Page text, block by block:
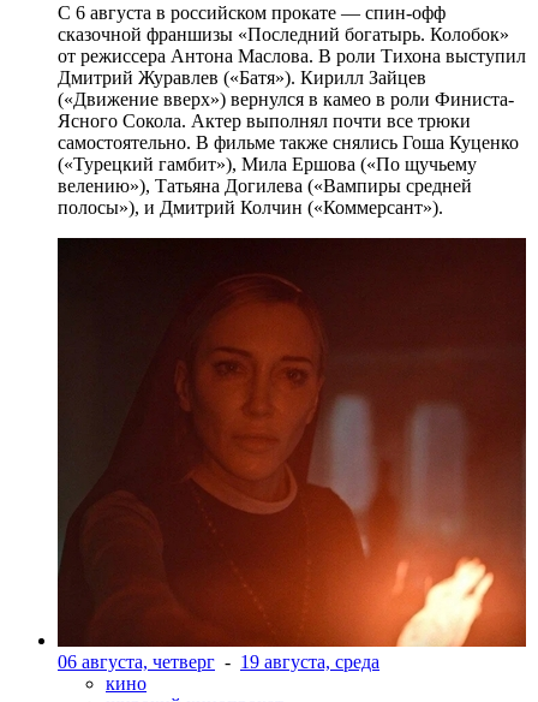
С 6 августа в российском прокате — спин-офф
сказочной франшизы «Последний богатырь. Колобок»
от режиссера Антона Маслова. В роли Тихона выступил
Дмитрий Журавлев («Батя»). Кирилл Зайцев
(«Движение вверх») вернулся в камео в роли Финиста-
Ясного Сокола. Актер выполнял почти все трюки
самостоятельно. В фильме также снялись Гоша Куценко
(«Турецкий гамбит»), Мила Ершова («По щучьему
велению»), Татьяна Догилева («Вампиры средней
полосы»), и Дмитрий Колчин («Коммерсант»).
06 августа, четверг - 19 августа, среда
кино